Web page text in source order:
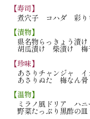
【寿司】
煮穴子 コハダ 彩り
【漬物】
県名物らっきょう漬
胡瓜漬け 柴漬け梅
【珍味】
あさりチャンジャ
あさりぬた 梅なん骨
【温物】
ミラノ風ドリアハ
野菜たっぷり黒酢の